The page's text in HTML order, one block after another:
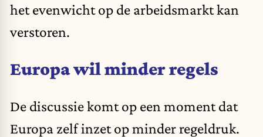
het evenwicht op de arbeidsmarkt kan
verstoren.
Europa wil minder regels
De discussie komt op een moment dat
Europa zelf inzet op minder regeldruk.